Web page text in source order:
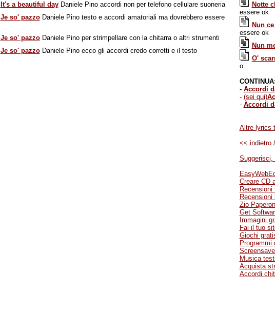
It's a beautiful dayDaniele Pino accordi non per telefono cellulare suoneria
Je so' pazzoDaniele Pino testo e accordi amatoriali ma dovrebbero essere
Je so' pazzoDaniele Pino per strimpellare con la chitarra o altri strumenti
Je so' pazzoDaniele Pino ecco gli accordi credo corretti e il testo
Notte
essere ok
Nun
essere ok
Nun
O'
o...
CONTINUA:
- Accordi
- (sei qui)
- Accordi
Altre lyrics
<< indietro
Suggerisci,
Creare CD
Recensioni
Recensioni
Zio
Get
Immagini
Fai il tuo
Giochi
Programmi
Musica
Acquista
Accordi